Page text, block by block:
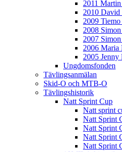
2011
2010 David
2009
2008
2007
2006 Maria
2005 Jenny
Ungdomsfonden
Tävlingsanmälan
Skid-O och MTB-O
Tävlingshistorik
Natt Sprint Cup
Natt sprint
Natt Sprint
Natt Sprint
Natt Sprint
Natt Sprint